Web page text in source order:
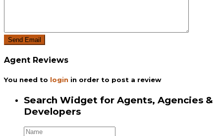
Agent Reviews
You need to login in order to post a review
Search Widget for Agents, Agencies &
Developers